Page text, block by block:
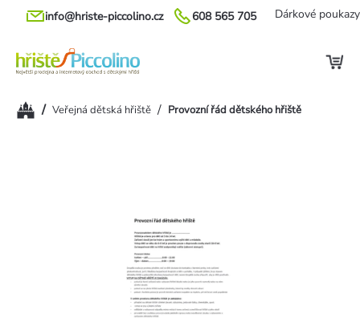
Přejít
608 565 705
info@hriste-piccolino.cz Dárkové poukazy
Domů/ Veřejná dětská hřiště / Provozní řád dětského hřiště